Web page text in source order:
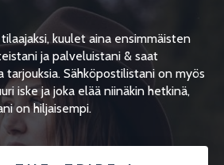
kuulet aina ensimmäisten
ja palveluistani & saat
tarjouksia. Sähköpostilistani on myös
iske ja joka elää niinäkin hetkinä,
on hiljaisempi.